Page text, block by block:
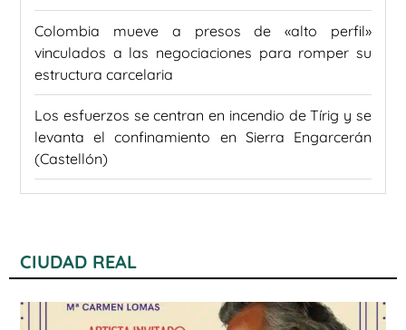
Colombia mueve a presos de «alto perfil»
vinculados a las negociaciones para romper su
estructura carcelaria
Los esfuerzos se centran en incendio de Tírig y se
levanta el confinamiento en Sierra Engarcerán
(Castellón)
CIUDAD REAL